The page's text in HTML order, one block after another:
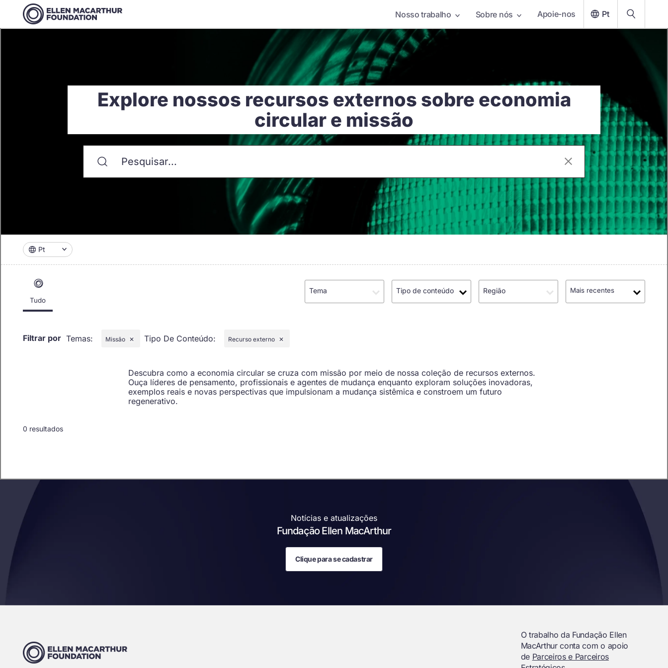
Nosso trabalho Sobre nós Apoie-nos Pt
Explore nossos recursos externos sobre economia
circular e missão
Pt
Tudo
Tema Tipo de conteúdo Região Mais recentes
Filtrar por Temas: Missão ✕ Tipo De Conteúdo: Recurso externo ✕
Descubra como a economia circular se cruza com missão por meio de nossa coleção de recursos externos.
Ouça líderes de pensamento, profissionais e agentes de mudança enquanto exploram soluções inovadoras,
exemplos reais e novas perspectivas que impulsionam a mudança sistêmica e constroem um futuro
regenerativo.
0 resultados
Notícias e atualizações
Fundação Ellen MacArthur
Clique para se cadastrar
O trabalho da Fundação Ellen
MacArthur conta com o apoio
de Parceiros e Parceiros